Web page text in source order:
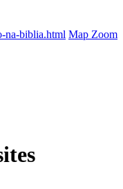
na-biblia.html Map Zoom